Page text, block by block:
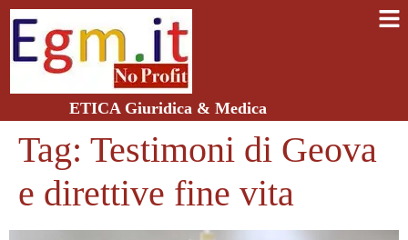
ETICA Giuridica & Medica
Tag: Testimoni di Geova
e direttive fine vita